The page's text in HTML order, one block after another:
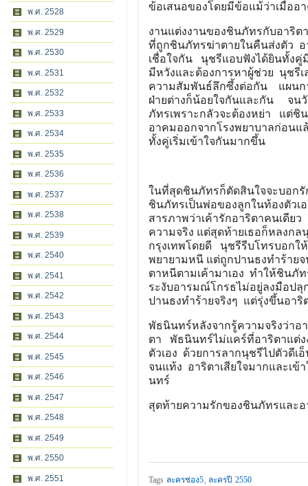
พ.ศ. 2528
พ.ศ. 2529
พ.ศ. 2530
พ.ศ. 2531
พ.ศ. 2532
พ.ศ. 2533
พ.ศ. 2534
พ.ศ. 2535
พ.ศ. 2536
พ.ศ. 2537
พ.ศ. 2538
พ.ศ. 2539
พ.ศ. 2540
พ.ศ. 2541
พ.ศ. 2542
พ.ศ. 2543
พ.ศ. 2544
พ.ศ. 2545
พ.ศ. 2546
พ.ศ. 2547
พ.ศ. 2548
พ.ศ. 2549
พ.ศ. 2550
พ.ศ. 2551
ข้อเสนอของโดยมีข้อแม้ว่าเมื่ออ
งานแต่งงานของชินภัทรกับอาริ
ที่ถูกชินภัทรฆ่าตายในคืนส่งตัว
เชื่อใจกัน นุชรีแอบฟังได้ยินทั้งคู่
มีหวังและต้องการหาผู้ช่วย นุชรี
ความสัมพันธ์ลึกซึ้งต่อกัน แผนก
ฝ่ายต่างก็น้อยใจกันและกัน จน
ภัทรเพราะกลัวจะต้องหย่า แต่ชิ
อาคมออกจากโรงพยาบาลก่อน
ทั้งคู่เริ่มเข้าใจกันมากขึ้น
ในที่สุดชินภัทรก็ตัดสินใจจะบอก
ชินภัทรเป็นพ่อของลูกในท้องตัวเ
สารภาพว่าเค้ารักอาริตาคนเดีย
ความจริง แต่สุดท้ายเธอก็หลงก
กรุงเทพโดยดี นุชรีรีบโทรบอกใ
พยายามหนี แต่ถูกปานธงทำร้า
ตาหนีตามเค้ามาเอง ทำให้ชินภั
ระงับอารมณ์โกรธไม่อยู่ลงมือปลุ
ปานธงทำร้ายจริงๆ แต่รุ่งขึ้นอาริ
พัธนินทร์หลังจากรู้ความจริงว่า
ตา พัธนินทร์ไม่แคร์ที่อาริตาแต่ง
ตัวเอง ด้วยการลากนุชรีไปตัวดี
จนแท้ง อาริตาเสียใจมากและเข้
นทร์
สุดท้ายความรักของชินภัทรและอ
Tags ละครช่อง5, ละครปี 2550